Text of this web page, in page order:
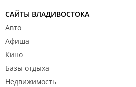
САЙТЫ ВЛАДИВОСТОКА
Авто
Афиша
Кино
Базы отдыха
Недвижимость